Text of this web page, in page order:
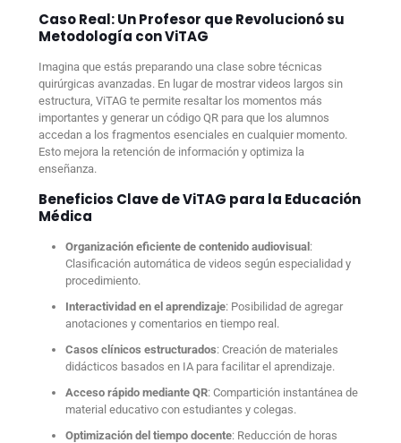
Caso Real: Un Profesor que Revolucionó su
Metodología con ViTAG
Imagina que estás preparando una clase sobre técnicas
quirúrgicas avanzadas. En lugar de mostrar videos largos sin
estructura, ViTAG te permite resaltar los momentos más
importantes y generar un código QR para que los alumnos
accedan a los fragmentos esenciales en cualquier momento.
Esto mejora la retención de información y optimiza la
enseñanza.
Beneficios Clave de ViTAG para la Educación
Médica
Organización eficiente de contenido audiovisual :
Clasificación automática de videos según especialidad y
procedimiento.
Interactividad en el aprendizaje: Posibilidad de agregar
anotaciones y comentarios en tiempo real.
Casos clínicos estructurados: Creación de materiales
didácticos basados en IA para facilitar el aprendizaje.
Acceso rápido mediante QR: Compartición instantánea de
material educativo con estudiantes y colegas.
Optimización del tiempo docente: Reducción de horas